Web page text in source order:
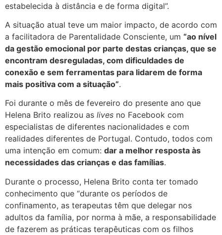
estabelecida à distância e de forma digital”.
A situação atual teve um maior impacto, de acordo com
a facilitadora de Parentalidade Consciente, um “ao nível
da gestão emocional por parte destas crianças, que se
encontram desreguladas, com dificuldades de
conexão e sem ferramentas para lidarem de forma
mais positiva com a situação”.
Foi durante o mês de fevereiro do presente ano que
Helena Brito realizou as lives no Facebook com
especialistas de diferentes nacionalidades e com
realidades diferentes de Portugal. Contudo, todos com
uma intenção em comum: dar a melhor resposta às
necessidades das crianças e das famílias.
Durante o processo, Helena Brito conta ter tomado
conhecimento que “durante os períodos de
confinamento, as terapeutas têm que delegar nos
adultos da família, por norma à mãe, a responsabilidade
de fazerem as práticas terapêuticas com os filhos